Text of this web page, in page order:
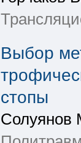
Выбор
стопы